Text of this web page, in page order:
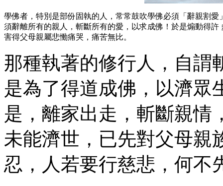
學佛者，特別是部份固執的人，常常鼓吹學佛必須「辭親割
須辭離所有的親人，斬斷所有的愛，以求成佛！於是煽動得
害得父母親屬悲慟痛哭，痛苦無比。
那種執著的修行人，自謂
是為了得道成佛，以濟眾
是，離家出走，斬斷親情
未能濟世，已先對父母親
忍，人若要行慈悲，何不